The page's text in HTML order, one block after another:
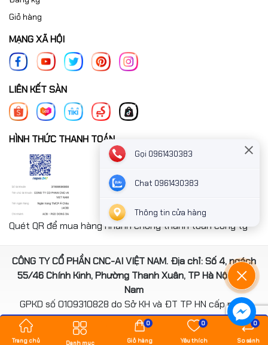
Giỏ hàng
MẠNG XÃ HỘI
LIÊN KẾT SÀN
HÌNH THỨC THANH TOÁN
Quét QR để mua hàng nhanh chóng thanh toán công ty
CÔNG TY CỔ PHẦN CNC-AI VIỆT NAM. Địa chỉ: Số 4, ngách
55/46 Chính Kinh, Phường Thanh Xuân, TP Hà Nội, Việt
Nam
GPKD số 0109310828 do Sở KH và ĐT TP HN cấp ngày
14/08/2020
*** Website đã đươc cấp phép của Bộ Công Thương
Trang chủ Danh mục Giỏ hàng
0
Yêu thích
0
So sánh
0
Gọi 0961430383
Chat 0961430383
Thông tin cửa hàng